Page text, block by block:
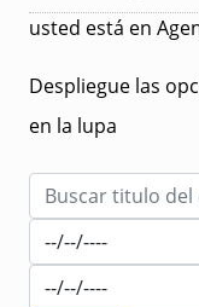
usted está en
Despliegue las
en la lupa